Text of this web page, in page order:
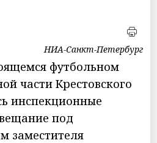
НИА-Санкт-Петербург
футбольном
части Крестовского
инспекционные
под
заместителя